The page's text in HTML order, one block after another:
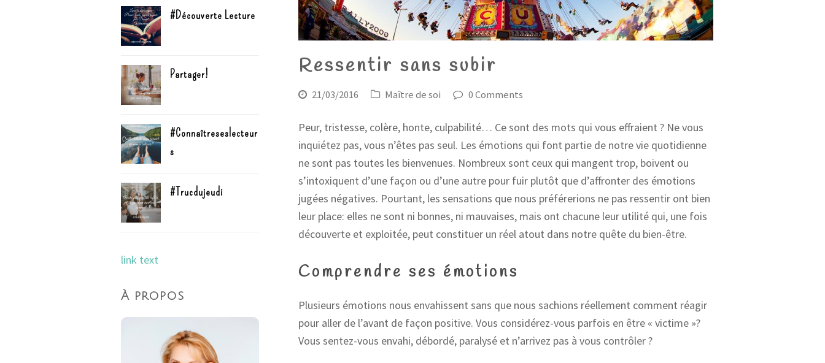
Ressentir sans subir
21/03/2016 Maître de soi 0 Comments
Peur, tristesse, colère, honte, culpabilité… Ce sont des mots qui vous effraient ? Ne vous
inquiétez pas, vous n’êtes pas seul. Les émotions qui font partie de notre vie quotidienne
ne sont pas toutes les bienvenues. Nombreux sont ceux qui mangent trop, boivent ou
s’intoxiquent d’une façon ou d’une autre pour fuir plutôt que d’affronter des émotions
jugées négatives. Pourtant, les sensations que nous préférerions ne pas ressentir ont bien
leur place: elles ne sont ni bonnes, ni mauvaises, mais ont chacune leur utilité qui, une fois
découverte et exploitée, peut constituer un réel atout dans notre quête du bien-être.
Comprendre ses émotions
Plusieurs émotions nous envahissent sans que nous sachions réellement comment réagir
pour aller de l’avant de façon positive. Vous considérez-vous parfois en être « victime »?
Vous sentez-vous envahi, débordé, paralysé et n’arrivez pas à vous contrôler ?
#Découverte Lecture
Partager!
#Connaîtreseslecteur
s
#Trucdujeudi
link text
À propos